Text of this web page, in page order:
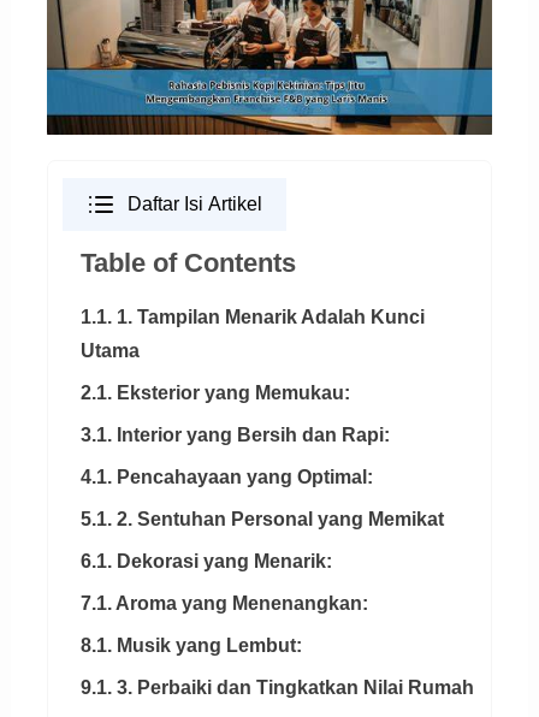
Daftar Isi Artikel
Table of Contents
1.1. 1. Tampilan Menarik Adalah Kunci
Utama
2.1. Eksterior yang Memukau:
3.1. Interior yang Bersih dan Rapi:
4.1. Pencahayaan yang Optimal:
5.1. 2. Sentuhan Personal yang Memikat
6.1. Dekorasi yang Menarik:
7.1. Aroma yang Menenangkan:
8.1. Musik yang Lembut:
9.1. 3. Perbaiki dan Tingkatkan Nilai Rumah